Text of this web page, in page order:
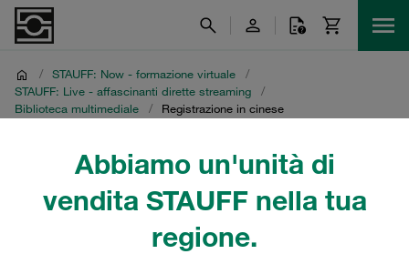
Abbiamo un'unità di
vendita STAUFF nella tua
regione.
/ STAUFF: Now - formazione virtuale
/
STAUFF: Live - affascinanti dirette streaming
/
Biblioteca multimediale
/ Registrazione in cinese
Registrazione in cinese
Diretta streaming STAUFF del 16 novembre 2021